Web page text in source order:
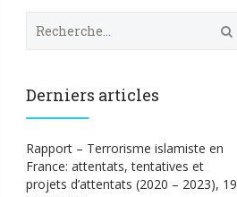
e
h
e
r
Derniers articles
Rapport – Terrorisme islamiste en
France: attentats, tentatives et
projets d’attentats (2020 – 2023), 19